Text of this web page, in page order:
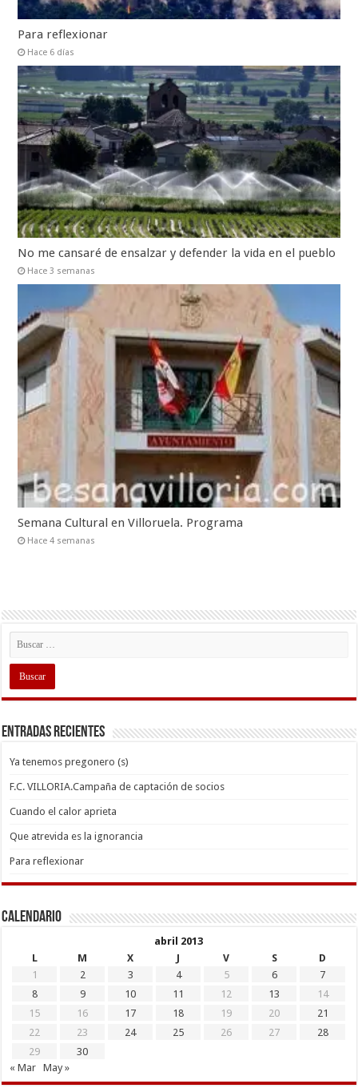
Para reflexionar
Hace 6 días
No me cansaré de ensalzar y defender la vida en el pueblo
Hace 3 semanas
Semana Cultural en Villoruela. Programa
Hace 4 semanas
Entradas recientes
Ya tenemos pregonero (s)
F.C. VILLORIA.Campaña de captación de socios
Cuando el calor aprieta
Que atrevida es la ignorancia
Para reflexionar
Calendario
abril 2013
L
M X J V S
D
1
2 3 4 5 6
7
8
9 10 11 12 13
14
15
16 17 18 19 20
21
22
23 24 25 26 27
28
29
30
« Mar
May »